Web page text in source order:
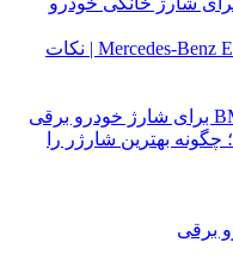
راهنمای انتخاب شارژر برای Mercedes-Benz EQE | نکات
راهنمای خرید شارژر BMW iX1؛ چگونه بهترین شارژر را